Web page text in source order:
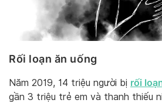
Rối loạn ăn uống
Năm 2019, 14 triệu người bị rối
gần 3 triệu trẻ em và thanh thiếu